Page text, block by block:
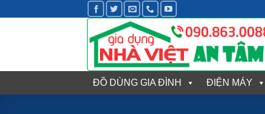
qua
ĐỒ DÙNG GIA ĐÌNH ĐIỆN MÁY